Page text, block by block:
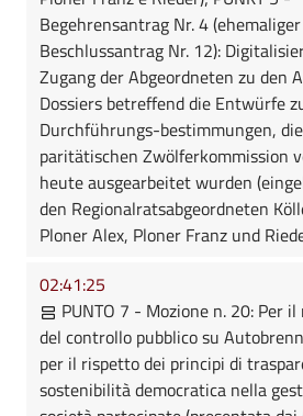
Begehrensantrag Nr. 4 (ehemaliger
Beschlussantrag Nr. 12):
Zugang der Abgeordneten zu den
Dossiers betreffend die Entwürfe
Durchführungs-bestimmungen,
paritätischen Zwölferkommission
heute ausgearbeitet wurden
den Regionalratsabgeordneten
Ploner Alex, Ploner Franz und
02:41:25
PUNTO 7 - Mozione n. 20: Per
del controllo pubblico su
per il rispetto dei principi di
sostenibilità democratica nella